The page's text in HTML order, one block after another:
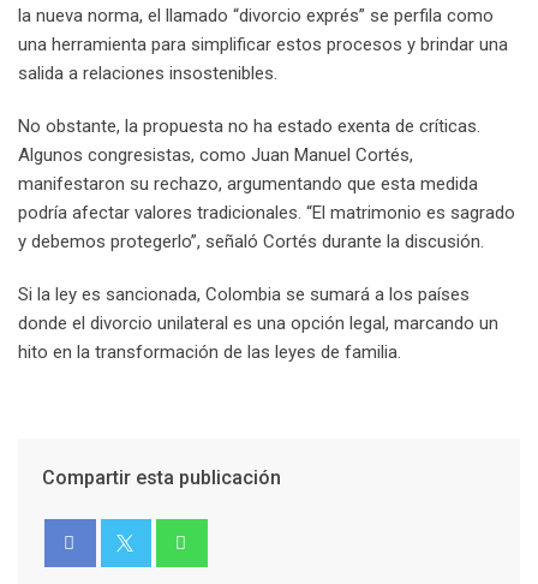
la nueva norma, el llamado “divorcio exprés” se perfila como
una herramienta para simplificar estos procesos y brindar una
salida a relaciones insostenibles.
No obstante, la propuesta no ha estado exenta de críticas.
Algunos congresistas, como Juan Manuel Cortés,
manifestaron su rechazo, argumentando que esta medida
podría afectar valores tradicionales. “El matrimonio es sagrado
y debemos protegerlo”, señaló Cortés durante la discusión.
Si la ley es sancionada, Colombia se sumará a los países
donde el divorcio unilateral es una opción legal, marcando un
hito en la transformación de las leyes de familia.
Compartir esta publicación